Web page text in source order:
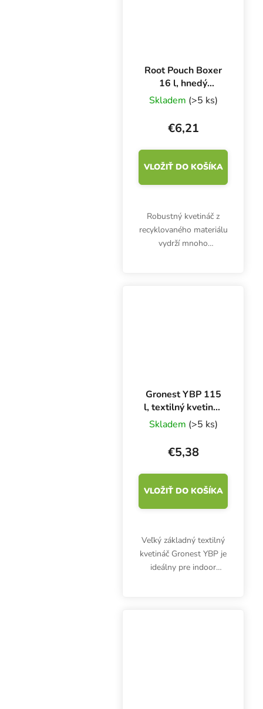
Root Pouch Boxer
16 l, hnedý
textilný kvetináč
28x26 cm
Skladem (>5 ks)
€6,21
VLOŽIŤ DO KOŠÍKA
Robustný kvetináč z
recyklovaného materiálu
vydrží mnoho
Gronest YBP 115
l, textilný kvetináč
54x54x40 cm
Skladem (>5 ks)
€5,38
VLOŽIŤ DO KOŠÍKA
Veľký základný textilný
kvetináč Gronest YBP je
ideálny pre indoor